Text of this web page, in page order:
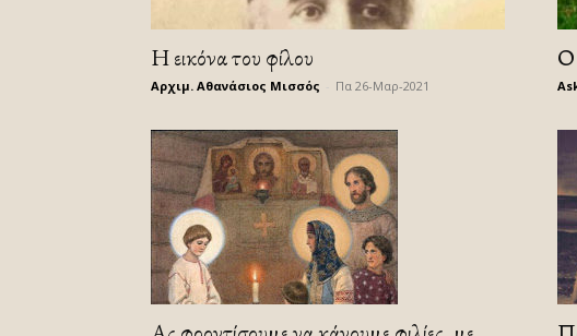
H εικόνα του φίλου
Αρχιμ. Αθανάσιος Μισσός Πα 26-Μαρ-2021
Ο